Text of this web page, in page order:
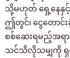
သို့မဟုတ် ရှေ့နေနှ
ဤတွင်၊ ငွေတောင်
စစ်ဆေးရမည့်အရာ
သင်သိလိုသမျှကို ရှင်